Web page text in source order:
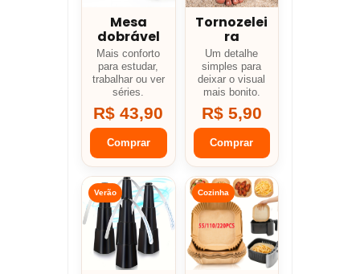
Mesa
dobrável
Mais conforto
para estudar,
trabalhar ou ver
séries.
R$ 43,90
Comprar
Tornozelei
ra
Um detalhe
simples para
deixar o visual
mais bonito.
R$ 5,90
Comprar
Verão Cozinha